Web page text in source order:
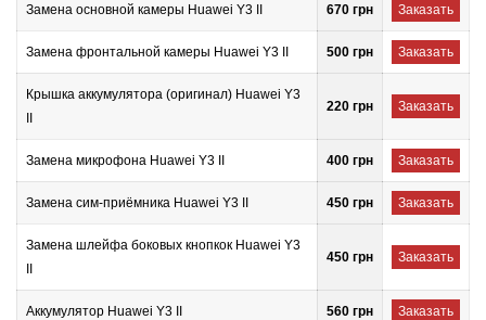
Замена основной камеры Huawei Y3 II 670 грн Заказать
Замена фронтальной камеры Huawei Y3 II 500 грн Заказать
Крышка аккумулятора (оригинал) Huawei Y3
II
220 грн Заказать
Замена микрофона Huawei Y3 II 400 грн Заказать
Замена сим-приёмника Huawei Y3 II 450 грн Заказать
Замена шлейфа боковых кнопкок Huawei Y3
II
450 грн Заказать
Аккумулятор Huawei Y3 II 560 грн Заказать